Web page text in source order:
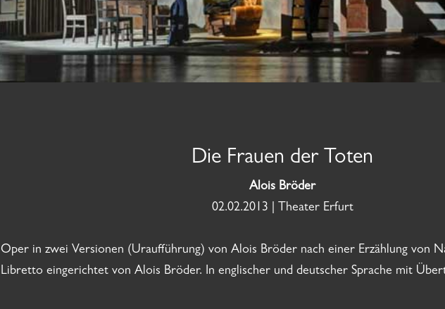
Die Frauen der Toten
Alois Bröder
02.02.2013 | Theater Erfurt
Oper in zwei Versionen (Uraufführung) von Alois Bröder nach einer Erzählung von
Libretto eingerichtet von Alois Bröder. In englischer und deutscher Sprache mit